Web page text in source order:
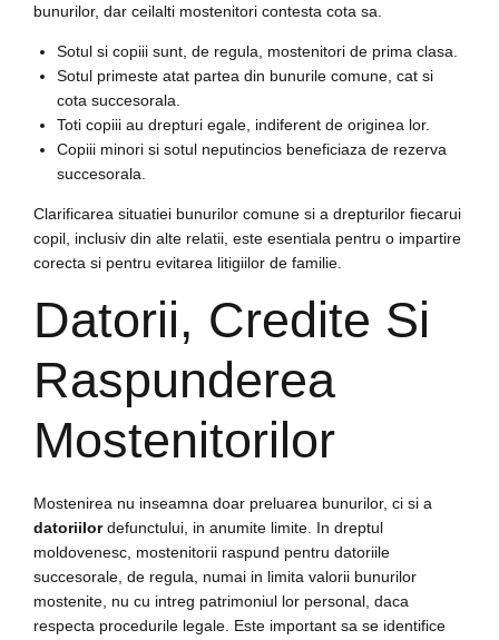
bunurilor, dar ceilalti mostenitori contesta cota sa.
Sotul si copiii sunt, de regula, mostenitori de prima clasa.
Sotul primeste atat partea din bunurile comune, cat si
cota succesorala.
Toti copiii au drepturi egale, indiferent de originea lor.
Copiii minori si sotul neputincios beneficiaza de rezerva
succesorala.
Clarificarea situatiei bunurilor comune si a drepturilor fiecarui
copil, inclusiv din alte relatii, este esentiala pentru o impartire
corecta si pentru evitarea litigiilor de familie.
Datorii, Credite Si
Raspunderea
Mostenitorilor
Mostenirea nu inseamna doar preluarea bunurilor, ci si a
datoriilordefunctului, in anumite limite. In dreptul
moldovenesc, mostenitorii raspund pentru datoriile
succesorale, de regula, numai in limita valorii bunurilor
mostenite, nu cu intreg patrimoniul lor personal, daca
respecta procedurile legale. Este important sa se identifice